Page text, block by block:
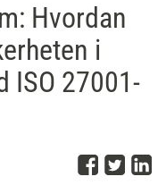
Hvordan
i
ISO 27001-
DelDel